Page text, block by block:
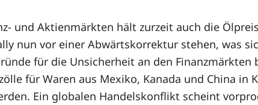
und Aktienmärkten hält zurzeit auch die
nun vor einer Abwärtskorrektur stehen, was
für die Unsicherheit an den
für Waren aus Mexiko, Kanada und China in
Ein globalen Handelskonflikt scheint